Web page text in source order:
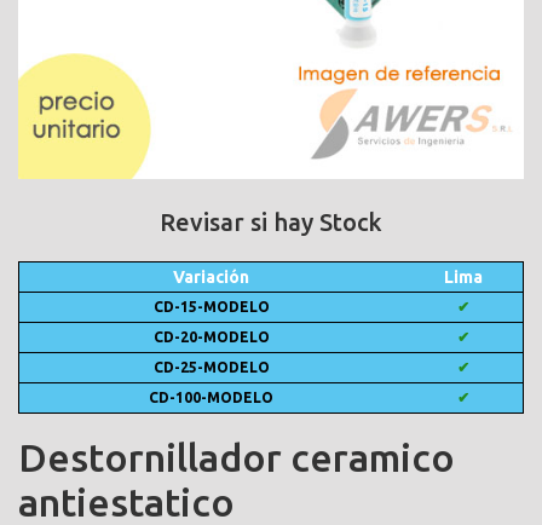
Revisar si hay Stock
Variación Lima
CD-15-MODELO
✔
CD-20-MODELO
✔
CD-25-MODELO
✔
CD-100-MODELO
✔
Destornillador ceramico
antiestatico